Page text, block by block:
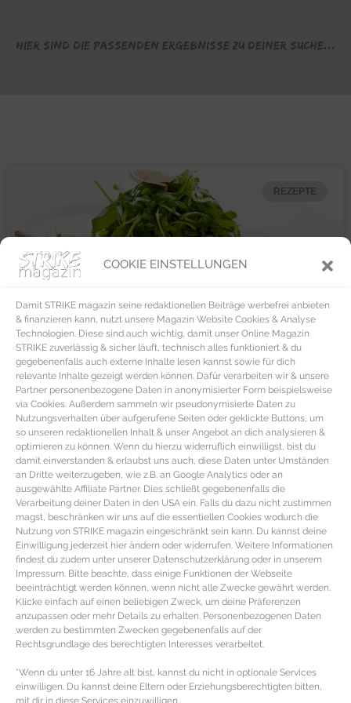
COOKIE EINSTELLUNGEN
Damit STRIKE magazin seine redaktionellen Beiträge werbefrei anbieten
& finanzieren kann, nutzt unsere Magazin Website Cookies & Analyse
Technologien. Diese sind auch wichtig, damit unser Online Magazin
STRIKE zuverlässig & sicher läuft, technisch alles funktioniert & du
gegebenenfalls auch externe Inhalte lesen kannst sowie für dich
relevante Inhalte gezeigt werden können. Dafür verarbeiten wir & unsere
Partner personenbezogene Daten in anonymisierter Form beispielsweise
via Cookies. Außerdem sammeln wir pseudonymisierte Daten zu
Nutzungsverhalten über aufgerufene Seiten oder geklickte Buttons, um
so unseren redaktionellen Inhalt & unser Angebot an dich analysieren &
optimieren zu können. Wenn du hierzu widerruflich einwilligst, bist du
damit einverstanden & erlaubst uns auch, diese Daten unter Umständen
an Dritte weiterzugeben, wie z.B. an Google Analytics oder an
ausgewählte Affiliate Partner. Dies schließt gegebenenfalls die
Verarbeitung deiner Daten in den USA ein. Falls du dazu nicht zustimmen
magst, beschränken wir uns auf die essentiellen Cookies wodurch die
Nutzung von STRIKE magazin eingeschränkt sein kann. Du kannst deine
Einwilligung jederzeit hier ändern oder widerrufen. Weitere Informationen
findest du zudem unter unserer Datenschutzerklärung oder in unserem
Impressum. Bitte beachte, dass einige Funktionen der Webseite
beeinträchtigt werden können, wenn nicht alle Zwecke gewährt werden.
Klicke einfach auf einen beliebigen Zweck, um deine Präferenzen
anzupassen oder mehr Details zu erhalten. Personenbezogenen Daten
werden zu bestimmten Zwecken gegebenenfalls auf der
Rechtsgrundlage des berechtigten Interesses verarbeitet.
*Wenn du unter 16 Jahre alt bist, kannst du nicht in optionale Services
einwilligen. Du kannst deine Eltern oder Erziehungsberechtigten bitten,
Hier sind die passenden Ergebnisse zu deiner Suche...
REZEPTE
REZEPT – Aphrodisierende
Meeresfrüchte Vorspeise mit
Spargelragout, Trüffel und
Wachtelei
Vorspeisen Rezept mit Meeresfrüchten & Trüffel Zutaten
für die aphrodisierende Vorspeise mit Spargelragout &